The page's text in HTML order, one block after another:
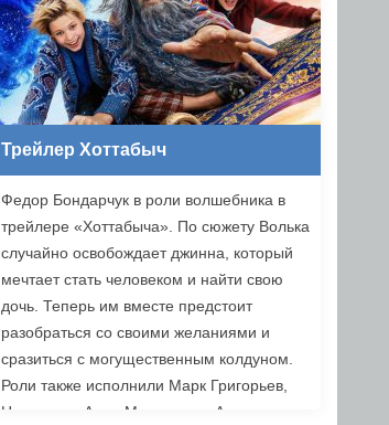
Трейлер Хоттабыч
Федор Бондарчук в роли волшебника в
трейлере «Хоттабыча». По сюжету Волька
случайно освобождает джинна, который
мечтает стать человеком и найти свою
дочь. Теперь им вместе предстоит
разобраться со своими желаниями и
сразиться с могущественным колдуном.
Роли также исполнили Марк Григорьев,
Надежда и Анна Михалковы, Аскар